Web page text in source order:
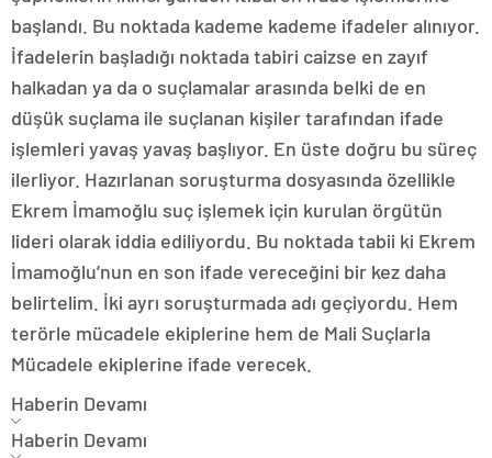
başlandı. Bu noktada kademe kademe ifadeler alınıyor.
İfadelerin başladığı noktada tabiri caizse en zayıf
halkadan ya da o suçlamalar arasında belki de en
düşük suçlama ile suçlanan kişiler tarafından ifade
işlemleri yavaş yavaş başlıyor. En üste doğru bu süreç
ilerliyor. Hazırlanan soruşturma dosyasında özellikle
Ekrem İmamoğlu suç işlemek için kurulan örgütün
lideri olarak iddia ediliyordu. Bu noktada tabii ki Ekrem
İmamoğlu’nun en son ifade vereceğini bir kez daha
belirtelim. İki ayrı soruşturmada adı geçiyordu. Hem
terörle mücadele ekiplerine hem de Mali Suçlarla
Mücadele ekiplerine ifade verecek.
Haberin Devamı
Haberin Devamı